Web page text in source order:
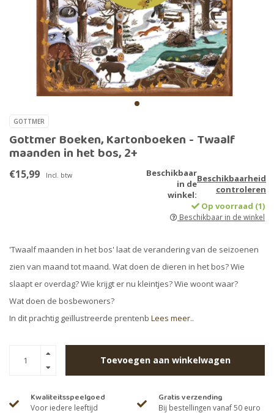
GOTTMER
Gottmer Boeken, Kartonboeken - Twaalf
maanden in het bos, 2+
€15,99 Incl. btw
Beschikbaar
in de
winkel:
Beschikbaarheid
controleren
Op voorraad (1)
Beschikbaar in de winkel
'Twaalf maanden in het bos' laat de verandering van de seizoenen
zien van maand tot maand. Wat doen de dieren in het bos? Wie
slaapt er overdag? Wie krijgt er nu kleintjes? Wie woont waar?
Wat doen de bosbewoners?
In dit prachtig geïllustreerde prentenb Lees meer..
Toevoegen aan winkelwagen
Kwaliteitsspeelgoed
Voor iedere leeftijd
Gratis verzending
Bij bestellingen vanaf 50 euro